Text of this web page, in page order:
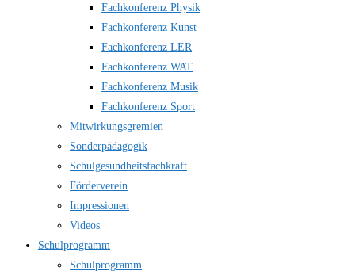
Fachkonferenz Physik
Fachkonferenz Kunst
Fachkonferenz LER
Fachkonferenz WAT
Fachkonferenz Musik
Fachkonferenz Sport
Mitwirkungsgremien
Sonderpädagogik
Schulgesundheitsfachkraft
Förderverein
Impressionen
Videos
Schulprogramm
Schulprogramm